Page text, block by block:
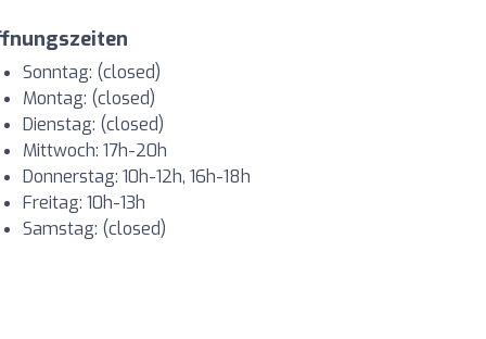
Sonntag: (closed)
Montag: (closed)
Dienstag: (closed)
Mittwoch: 17h-20h
Donnerstag: 10h-12h, 16h-18h
Freitag: 10h-13h
Samstag: (closed)